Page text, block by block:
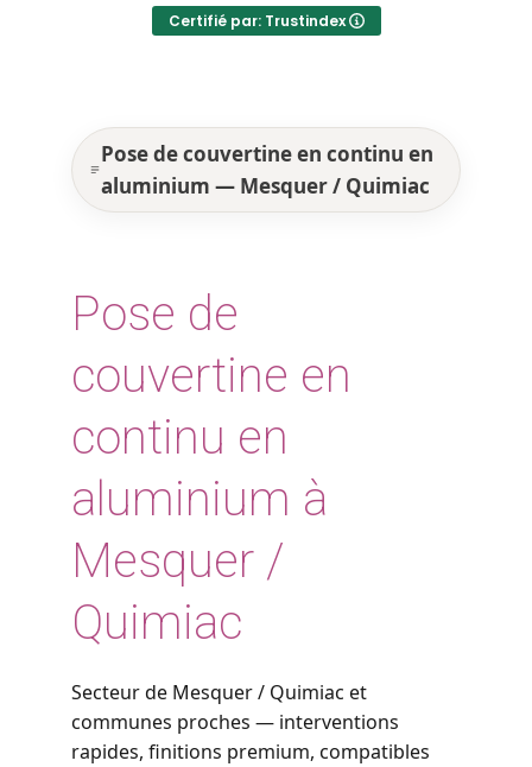
Certifié par: Trustindex
Pose de couvertine en continu en
aluminium — Mesquer / Quimiac
Pose de
couvertine en
continu en
aluminium à
Mesquer /
Quimiac
Secteur de Mesquer / Quimiac et
communes proches — interventions
rapides, finitions premium, compatibles